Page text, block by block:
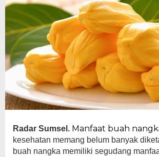
Radar Sumsel. Manfaat buah
kesehatan memang belum banyak
buah nangka memiliki segudang